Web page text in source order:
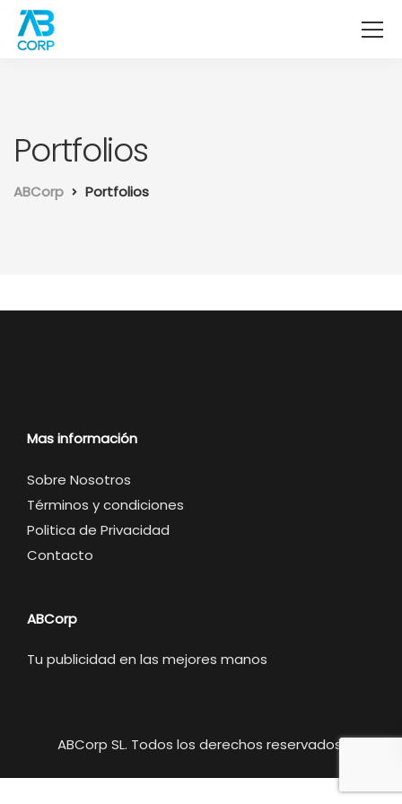
Portfolios
ABCorp Portfolios
Mas información
Sobre Nosotros
Términos y condiciones
Politica de Privacidad
Contacto
ABCorp
Tu publicidad en las mejores manos
ABCorp SL. Todos los derechos reservados.